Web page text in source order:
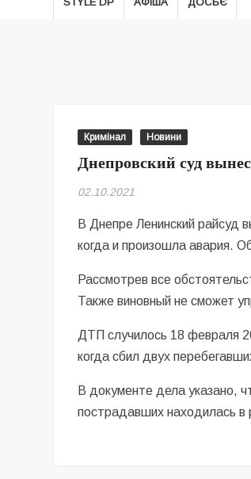
Кримінал Новини
Днепровский суд
02.10.2021
В Днепре Ленинский райсуд
когда и произошла авария.
Рассмотрев все
Также виновный не сможет
ДТП случилось 18 февраля
когда сбил двух
В документе дела указано,
пострадавших находилась